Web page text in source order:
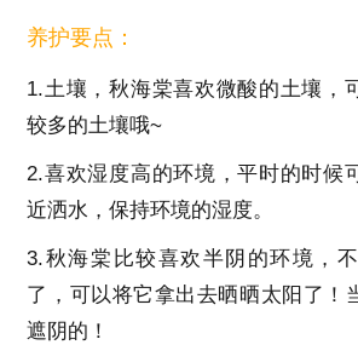
养护要点：
1.土壤，秋海棠喜欢微酸的土壤，
较多的土壤哦~
2.喜欢湿度高的环境，平时的时候
近洒水，保持环境的湿度。
3.秋海棠比较喜欢半阴的环境，
了，可以将它拿出去晒晒太阳了！
遮阴的！